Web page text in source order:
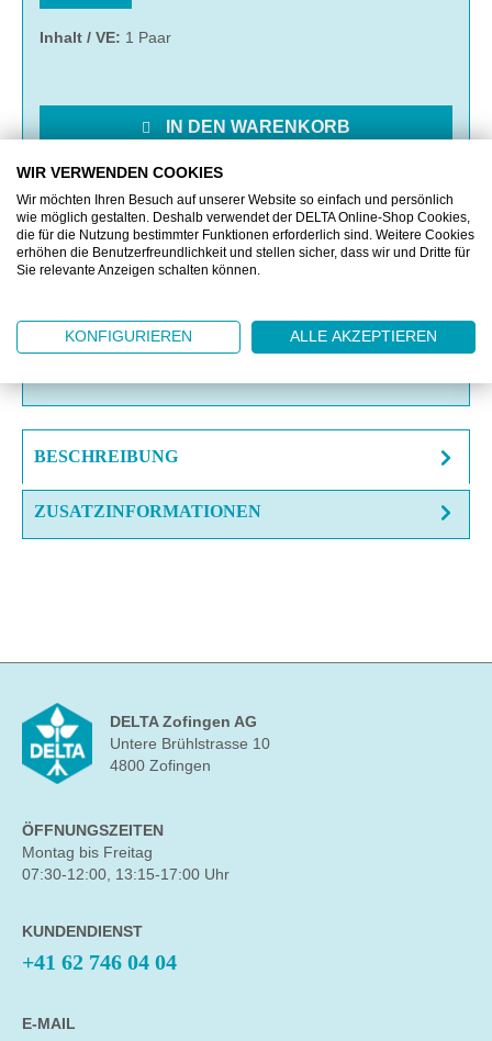
Inhalt / VE: 1 Paar
IN DEN WARENKORB
VERGLEICHEN
OFFERTE EINHOLEN
BESCHREIBUNG
ZUSATZINFORMATIONEN
DELTA Zofingen AG
Untere Brühlstrasse 10
4800 Zofingen
ÖFFNUNGSZEITEN
Montag bis Freitag
07:30-12:00, 13:15-17:00 Uhr
KUNDENDIENST
+41 62 746 04 04
E-MAIL
WIR VERWENDEN COOKIES
Wir möchten Ihren Besuch auf unserer Website so einfach und persönlich
wie möglich gestalten. Deshalb verwendet der DELTA Online-Shop Cookies,
die für die Nutzung bestimmter Funktionen erforderlich sind. Weitere Cookies
erhöhen die Benutzerfreundlichkeit und stellen sicher, dass wir und Dritte für
Sie relevante Anzeigen schalten können.
KONFIGURIEREN ALLE AKZEPTIEREN